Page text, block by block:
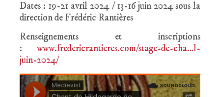
Dates : 19-21 avril 2024 / 13-16 juin 2024 sous la
direction de Frédéric Rantières
Renseignements et inscriptions
: www.fredericrantieres.com/stage-de-cha…l-
juin-2024/